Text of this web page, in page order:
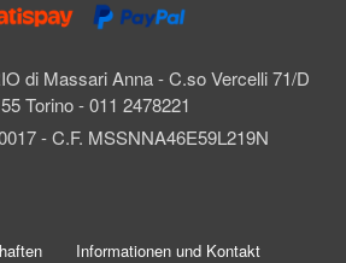
di Massari Anna - C.so Vercelli 71/D
Torino - 011 2478221
- C.F. MSSNNA46E59L219N
Informationen und Kontakt